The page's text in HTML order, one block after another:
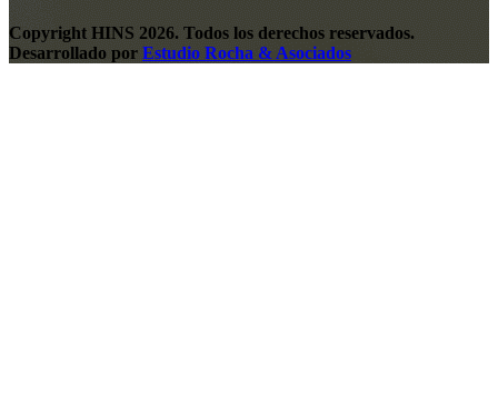
Copyright HINS 2026. Todos los derechos reservados.
Desarrollado por Estudio Rocha & Asociados